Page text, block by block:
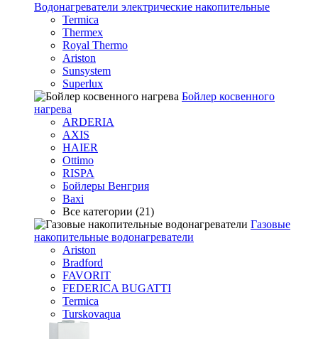
Водонагреватели электрические накопительные
Termica
Thermex
Royal Thermo
Ariston
Sunsystem
Superlux
Бойлер косвенного
нагрева
ARDERIA
AXIS
HAIER
Ottimo
RISPA
Бойлеры Венгрия
Baxi
Все категории (21)
Газовые
накопительные водонагреватели
Ariston
Bradford
FAVORIT
FEDERICA BUGATTI
Termica
Turskovaqua